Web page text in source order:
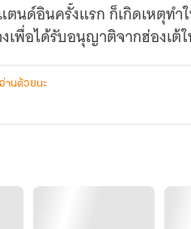
อยู่ในร่างของนางกำนัลเซี่ยซินอี ตำหนัก
เพื่อได้รับอนุญาติจากฮ่องเต้
านด้วยนะ